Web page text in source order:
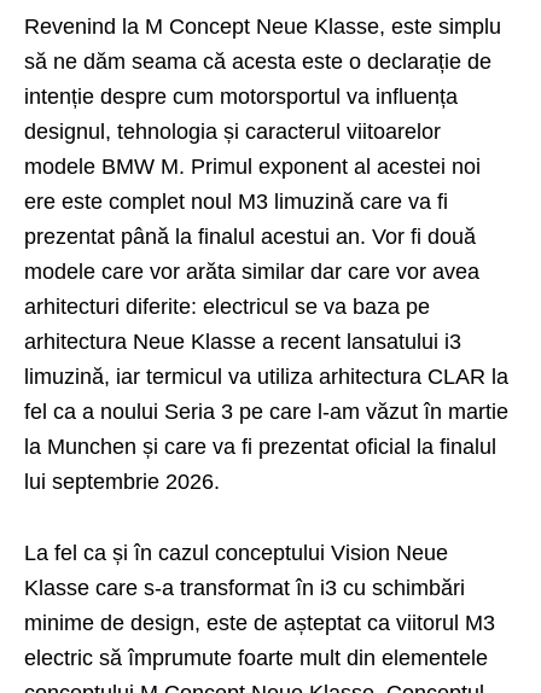
Revenind la M Concept Neue Klasse, este simplu
să ne dăm seama că acesta este o declarație de
intenție despre cum motorsportul va influența
designul, tehnologia și caracterul viitoarelor
modele BMW M. Primul exponent al acestei noi
ere este complet noul M3 limuzină care va fi
prezentat până la finalul acestui an. Vor fi două
modele care vor arăta similar dar care vor avea
arhitecturi diferite: electricul se va baza pe
arhitectura Neue Klasse a recent lansatului i3
limuzină, iar termicul va utiliza arhitectura CLAR la
fel ca a noului Seria 3 pe care l-am văzut în martie
la Munchen și care va fi prezentat oficial la finalul
lui septembrie 2026.
La fel ca și în cazul conceptului Vision Neue
Klasse care s-a transformat în i3 cu schimbări
minime de design, este de așteptat ca viitorul M3
electric să împrumute foarte mult din elementele